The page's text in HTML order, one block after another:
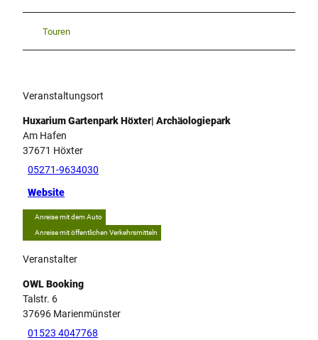
Touren
Veranstaltungsort
Huxarium Gartenpark Höxter| Archäologiepark
Am Hafen
37671 Höxter
05271-9634030
Website
Anreise mit dem Auto
Anreise mit öffentlichen Verkehrsmitteln
Veranstalter
OWL Booking
Talstr. 6
37696 Marienmünster
01523 4047768